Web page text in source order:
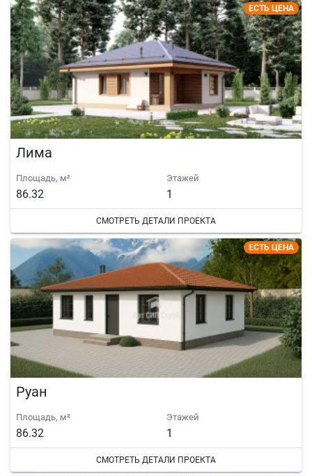
ЕСТЬ ЦЕНА
Лима
Площадь, м²
86.32
Этажей
1
СМОТРЕТЬ ДЕТАЛИ ПРОЕКТА
ЕСТЬ ЦЕНА
Руан
Площадь, м²
86.32
Этажей
1
СМОТРЕТЬ ДЕТАЛИ ПРОЕКТА